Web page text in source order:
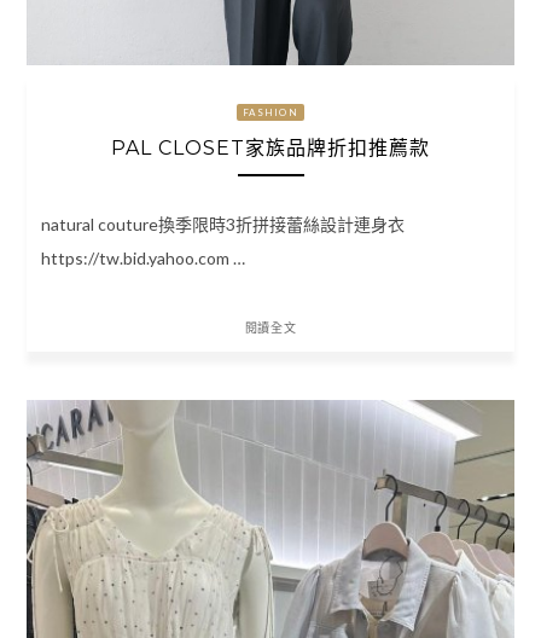
FASHION
PAL CLOSET家族品牌折扣推薦款
natural couture換季限時3折拼接蕾絲設計連身衣
https://tw.bid.yahoo.com …
閱讀全文